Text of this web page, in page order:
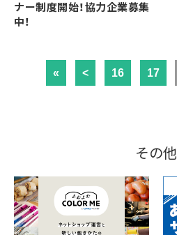
ナー制度開始！協力企業募集
中！
« < 16 17
その他